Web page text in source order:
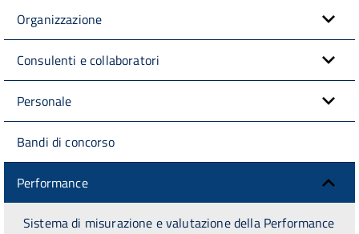
Organizzazione
Consulenti e collaboratori
Personale
Bandi di concorso
Performance
Sistema di misurazione e valutazione della Performance